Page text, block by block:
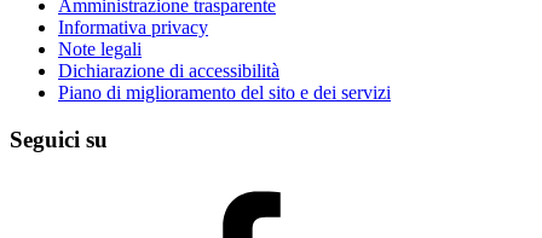
Amministrazione trasparente
Informativa privacy
Note legali
Dichiarazione di accessibilità
Piano di miglioramento del sito e dei servizi
Seguici su